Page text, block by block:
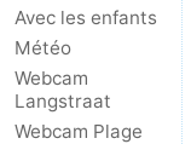
Avec les enfants
Météo
Webcam
Langstraat
Webcam Plage